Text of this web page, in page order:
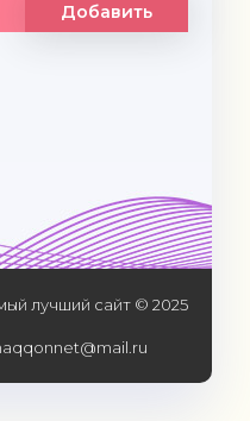
Добавить
лучший сайт © 2025